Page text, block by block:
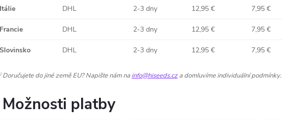
Itálie DHL 2-3 dny 12,95 € 7,95 €
Francie DHL 2-3 dny 12,95 € 7,95 €
Slovinsko DHL 2-3 dny 12,95 € 7,95 €
Doručujete do jiné země EU? Napište nám na info@hiseeds.cza domluvíme individuální podmínky.
Možnosti platby